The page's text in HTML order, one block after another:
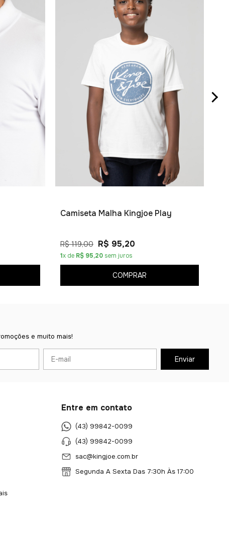
Camiseta Malha Kingjoe Play
R$ 119,00 R$ 95,20
1x de R$ 95,20sem juros
COMPRAR
e muito mais!
Entre em contato
(43) 99842-0099
(43) 99842-0099
sac@kingjoe.com.br
Segunda A Sexta Das 7:30h Às 17:00